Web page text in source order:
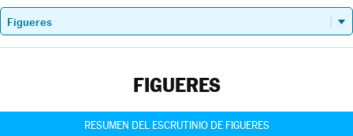
FIGUERES
RESUMEN DEL ESCRUTINIO DE FIGUERES